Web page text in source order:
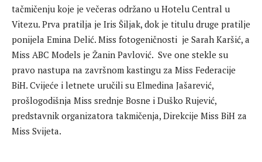
tačmičenju koje je večeras održano u Hotelu Central u
Vitezu. Prva pratilja je Iris Šiljak, dok je titulu druge pratilje
ponijela Emina Delić. Miss fotogeničnosti je Sarah Karšić, a
Miss ABC Models je Žanin Pavlović. Sve one stekle su
pravo nastupa na završnom kastingu za Miss Federacije
BiH. Cvijeće i letnete uručili su Elmedina Jašarević,
prošlogodišnja Miss srednje Bosne i Duško Rujević,
predstavnik organizatora takmičenja, Direkcije Miss BiH za
Miss Svijeta.